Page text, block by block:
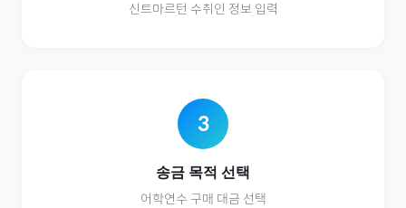
신트마르턴 수취인 정보 입력
3
송금 목적 선택
어학연수 구매 대금 선택